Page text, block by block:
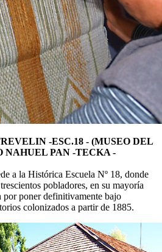
-ESC.18 - (MUSEO DEL
NAHUEL PAN -TECKA -
a la Histórica Escuela Nº 18, donde
pobladores, en su mayoría
por poner definitivamente bajo
colonizados a partir de 1885.